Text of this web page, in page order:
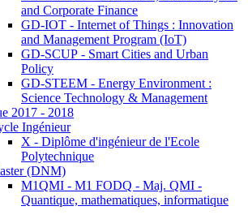
and Corporate Finance
GD-IOT - Internet of Things : Innovation
and Management Program (IoT)
GD-SCUP - Smart Cities and Urban
Policy
GD-STEEM - Energy Environment :
Science Technology & Management
2017 - 2018
Ingénieur
X - Diplôme d'ingénieur de l'Ecole
Polytechnique
(DNM)
M1QMI - M1 FODQ - Maj. QMI -
Quantique, mathematiques, informatique